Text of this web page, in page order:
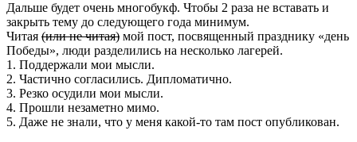
Дальше будет очень многобукф. Чтобы 2 раза не вставать и
закрыть тему до следующего года минимум.
Читая (или не читая) мой пост, посвященный празднику «день
Победы», люди разделились на несколько лагерей.
1. Поддержали мои мысли.
2. Частично согласились. Дипломатично.
3. Резко осудили мои мысли.
4. Прошли незаметно мимо.
5. Даже не знали, что у меня какой-то там пост опубликован.